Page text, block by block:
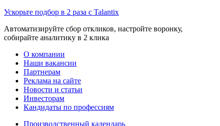
Ускорьте подбор в 2 раза с Talantix
Автоматизируйте сбор откликов, настройте воронку,
собирайте аналитику в 2 клика
О компании
Наши вакансии
Партнерам
Реклама на сайте
Новости и статьи
Инвесторам
Кандидаты по профессиям
Производственный календарь